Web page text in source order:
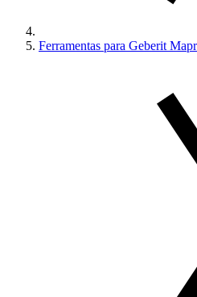
Ferramentas para Geberit